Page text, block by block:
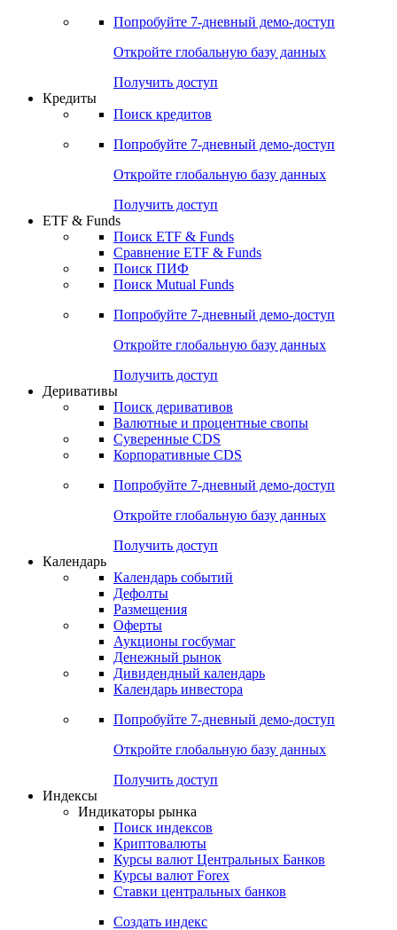
Попробуйте 7-дневный демо-доступ
Откройте глобальную базу данных
Получить доступ
Кредиты
Поиск кредитов
Попробуйте 7-дневный демо-доступ
Откройте глобальную базу данных
Получить доступ
ETF & Funds
Поиск ETF & Funds
Сравнение ETF & Funds
Поиск ПИФ
Поиск Mutual Funds
Попробуйте 7-дневный демо-доступ
Откройте глобальную базу данных
Получить доступ
Деривативы
Поиск деривативов
Валютные и процентные свопы
Суверенные CDS
Корпоративные CDS
Попробуйте 7-дневный демо-доступ
Откройте глобальную базу данных
Получить доступ
Календарь
Календарь событий
Дефолты
Размещения
Оферты
Аукционы госбумаг
Денежный рынок
Дивидендный календарь
Календарь инвестора
Попробуйте 7-дневный демо-доступ
Откройте глобальную базу данных
Получить доступ
Индексы
Индикаторы рынка
Поиск индексов
Криптовалюты
Курсы валют Центральных Банков
Курсы валют Forex
Ставки центральных банков
Создать индекс